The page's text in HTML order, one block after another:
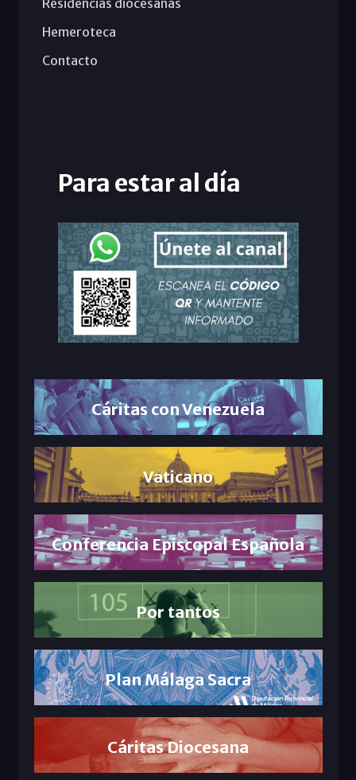
Hemeroteca
Contacto
Para estar al día
Cáritas con Venezuela
Vaticano
Conferencia Episcopal Española
Por tantos
Plan Málaga Sacra
Cáritas Diocesana